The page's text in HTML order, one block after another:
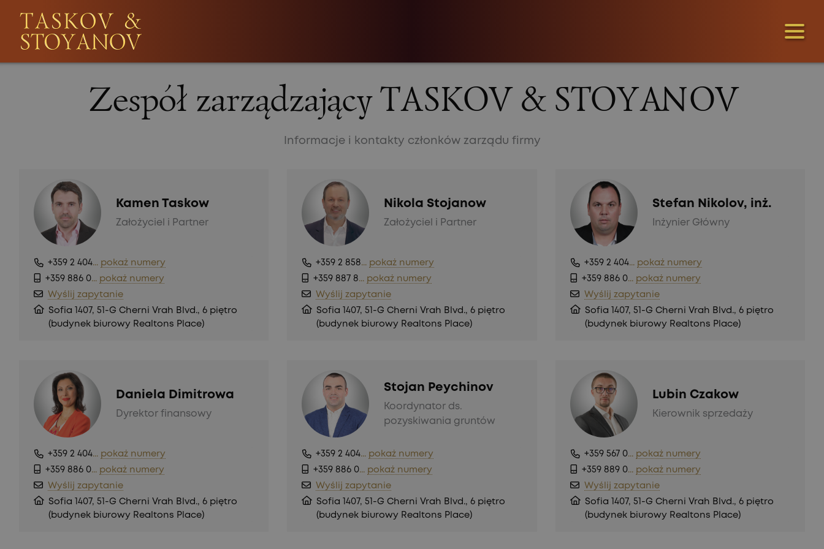
Zespół zarządzający TASKOV & STOYANOV
Informacje i kontakty członków zarządu firmy
Kamen Taskow
Założyciel i Partner
+359 2 404... pokaż numery
+359 886 0... pokaż numery
Wyślij zapytanie
Sofia 1407, 51-G Cherni Vrah Blvd., 6 piętro
(budynek biurowy Realtons Place)
Nikola Stojanow
Założyciel i Partner
+359 2 858... pokaż numery
+359 887 8... pokaż numery
Wyślij zapytanie
Sofia 1407, 51-G Cherni Vrah Blvd., 6 piętro
(budynek biurowy Realtons Place)
Stefan Nikolov, inż.
Inżynier Główny
+359 2 404... pokaż numery
+359 886 0... pokaż numery
Wyślij zapytanie
Sofia 1407, 51-G Cherni Vrah Blvd., 6 piętro
(budynek biurowy Realtons Place)
Daniela Dimitrowa
Dyrektor finansowy
+359 2 404... pokaż numery
+359 886 0... pokaż numery
Wyślij zapytanie
Sofia 1407, 51-G Cherni Vrah Blvd., 6 piętro
(budynek biurowy Realtons Place)
Stojan Peychinov
Koordynator ds.
pozyskiwania gruntów
+359 2 404... pokaż numery
+359 886 0... pokaż numery
Wyślij zapytanie
Sofia 1407, 51-G Cherni Vrah Blvd., 6 piętro
(budynek biurowy Realtons Place)
Lubin Czakow
Kierownik sprzedaży
+359 567 0... pokaż numery
+359 889 0... pokaż numery
Wyślij zapytanie
Sofia 1407, 51-G Cherni Vrah Blvd., 6 piętro
(budynek biurowy Realtons Place)